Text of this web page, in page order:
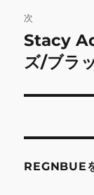
ゲ
ー
シ
ン
次
次
の
稿:
Stacy
ズ/ブラ
REGNBUE